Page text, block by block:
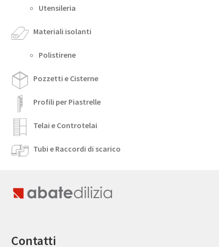
Utensileria
Materiali isolanti
Polistirene
Pozzetti e Cisterne
Profili per Piastrelle
Telai e Controtelai
Tubi e Raccordi di scarico
Contatti